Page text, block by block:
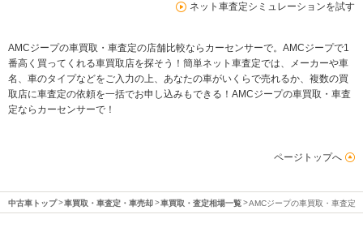
ネット車査定シミュレーションを試す
AMCジープの車買取・車査定の店舗比較ならカーセンサーで。AMCジープで1
番高く買ってくれる車買取店を探そう！簡単ネット車査定では、メーカーや車
名、車のタイプなどをご入力の上、あなたの車がいくらで売れるか、複数の買
取店に車査定の依頼を一括でお申し込みもできる！AMCジープの車買取・車査
定ならカーセンサーで！
ページトップへ
中古車トップ 車買取・車査定・車売却 車買取・査定相場一覧 AMCジープの車買取・車査定